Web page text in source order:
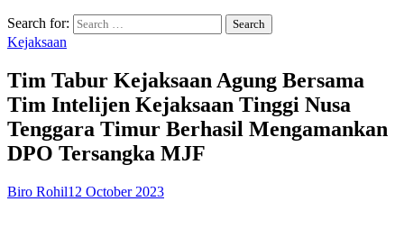
Search for:
Kejaksaan
Tim Tabur Kejaksaan Agung Bersama
Tim Intelijen Kejaksaan Tinggi Nusa
Tenggara Timur Berhasil Mengamankan
DPO Tersangka MJF
Biro Rohil12 October 2023